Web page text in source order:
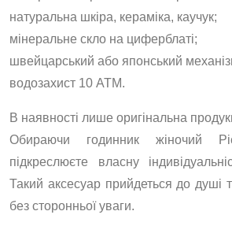
натуральна шкіра, кераміка, каучук;
мінеральне скло на циферблаті;
швейцарський або японський
водозахист 10 АТМ.
В наявності лише оригінальна
Обираючи годинник жіночий
підкреслюєте власну
Такий аксесуар прийдеться до душі
без сторонньої уваги.